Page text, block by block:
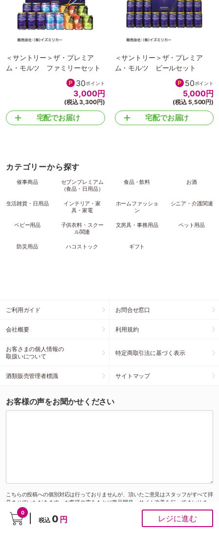
0
税込 0 円 レジに進む
＜サントリー＞ザ・プレミア
ム・モルツ ファミリーセット
30ポイント
3,000円
(税込 3,300円)
宅配でお届け
＜サントリー＞ザ・プレミア
ム・モルツ ビールセット
50ポイント
5,000円
(税込 5,500円)
宅配でお届け
カテゴリーから探す
催事商品
セブンプレミアム
（食品・日用品）
食品・飲料 お酒
生活雑貨・日用品
インテリア・家
具・家電
ホームファッショ
ン
シニア・介護関連
ベビー用品
子供衣料・スクー
ル関連
文房具・事務用品 ペット用品
防災用品 ハコストック ギフト
ご利用ガイド お問合せ窓口
会社概要 利用規約
お客さまの個人情報の
取扱いについて
特定商取引法に基づく表示
酒類販売管理者標識 サイトマップ
お客様の声をお聞かせください
こちらの投稿への個別対応は行っておりませんが、頂いたご意見はスタッフがすべて拝
見させていただきます。お客様の声をもとに商品開発・サイト改善を行ってまいりま
ご注文にかかわるお問い合わせは お問い合わせ専用フォームから